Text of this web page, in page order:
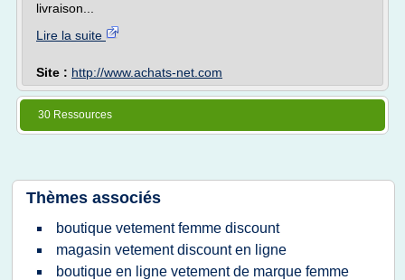
livraison...
Lire la suite
Site : http://www.achats-net.com
30 Ressources
Thèmes associés
boutique vetement femme discount
magasin vetement discount en ligne
boutique en ligne vetement de marque femme